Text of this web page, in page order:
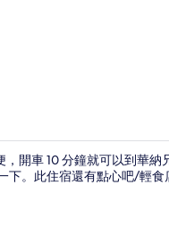
開車 10 分鐘就可以到華
。此住宿還有點心吧/輕